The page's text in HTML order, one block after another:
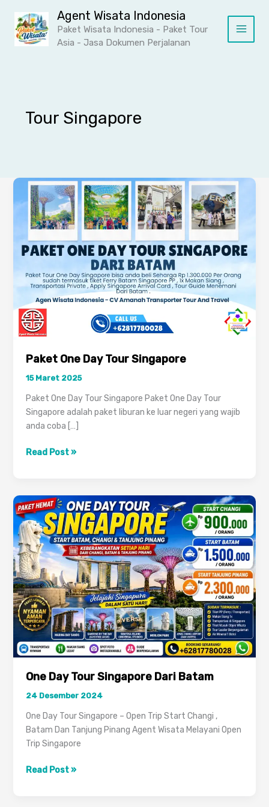
konten
Agent Wisata Indonesia
Paket Wisata Indonesia - Paket Tour
Asia - Jasa Dokumen Perjalanan
Tour Singapore
Paket One Day Tour Singapore
15 Maret 2025
Paket One Day Tour Singapore Paket One Day Tour
Singapore adalah paket liburan ke luar negeri yang wajib
anda coba […]
Paket
Tour
Singapore
Read Post »
One Day Tour Singapore Dari Batam
24 Desember 2024
One Day Tour Singapore – Open Trip Start Changi ,
Batam Dan Tanjung Pinang Agent Wisata Melayani Open
Trip Singapore
One
Read Post »